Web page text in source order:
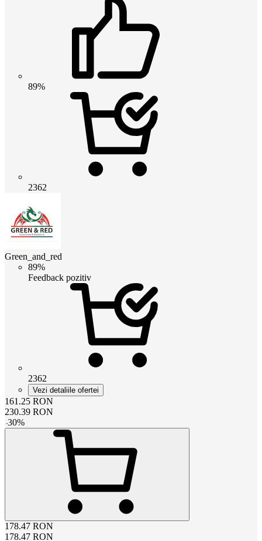
89%
2362
Green_and_red
89%
Feedback pozitiv
2362
Vezi detaliile ofertei
161.25 RON
230.39 RON
-30%
178.47 RON
178.47 RON